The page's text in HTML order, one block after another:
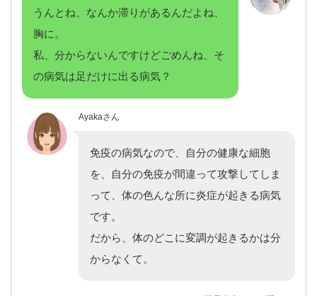
うんとね、なんか滞りがあるんだよね、
胸に。
私、分からないんですけどごめんね、そ
の病気は足だけに出る病気？
Ayakaさん
免疫の病気なので、自分の健康な細胞
を、自分の免疫が間違って攻撃してしま
って、体の色んな所に炎症が起きる病気
です。
だから、体のどこに変調が起きるかは分
からなくて。